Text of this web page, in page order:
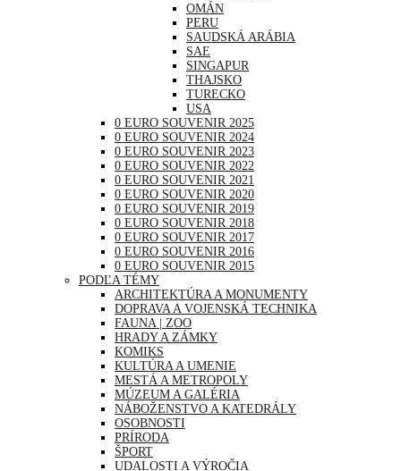
OMÁN
PERU
SAUDSKÁ ARÁBIA
SAE
SINGAPUR
THAJSKO
TURECKO
USA
0 EURO SOUVENIR 2025
0 EURO SOUVENIR 2024
0 EURO SOUVENIR 2023
0 EURO SOUVENIR 2022
0 EURO SOUVENIR 2021
0 EURO SOUVENIR 2020
0 EURO SOUVENIR 2019
0 EURO SOUVENIR 2018
0 EURO SOUVENIR 2017
0 EURO SOUVENIR 2016
0 EURO SOUVENIR 2015
PODĽA TÉMY
ARCHITEKTÚRA A MONUMENTY
DOPRAVA A VOJENSKÁ TECHNIKA
FAUNA | ZOO
HRADY A ZÁMKY
KOMIKS
KULTÚRA A UMENIE
MESTÁ A METROPOLY
MÚZEUM A GALÉRIA
NÁBOŽENSTVO A KATEDRÁLY
OSOBNOSTI
PRÍRODA
ŠPORT
UDALOSTI A VÝROČIA